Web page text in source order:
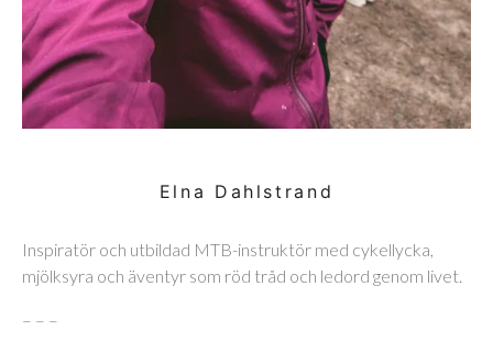
Elna Dahlstrand
Inspiratör och utbildad MTB-instruktör med cykellycka,
mjölksyra och äventyr som röd tråd och ledord genom livet.
– – –